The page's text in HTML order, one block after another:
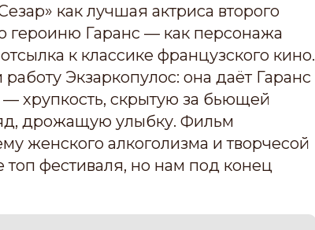
как лучшая актриса второго
героиню Гаранс — как персонажа
к классике французского кино.
Экзаркопулос: она даёт Гаранс
хрупкость, скрытую за бьющей
дрожащую улыбку. Фильм
женского алкоголизма и творчесой
топ фестиваля, но нам под конец